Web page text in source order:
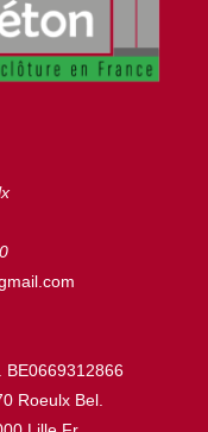
BE0669312866
Roeulx Bel.